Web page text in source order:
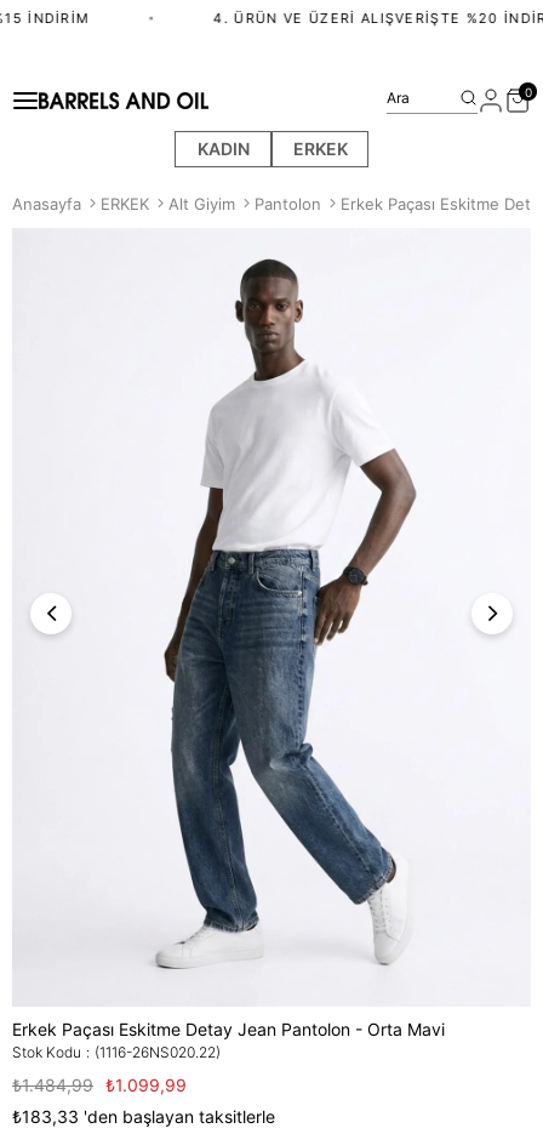
İNDIRIM 4. ÜRÜN VE ÜZERI ALIŞVERIŞTE %20
KADIN ERKEK
Ara 0
Anasayfa ERKEK Alt Giyim Pantolon Erkek Paçası Eskitme
Erkek Paçası Eskitme Detay Jean Pantolon - Orta Mavi
Stok Kodu (1116-26NS020.22)
₺1.484,99 ₺1.099,99
₺183,33 'den başlayan taksitlerle